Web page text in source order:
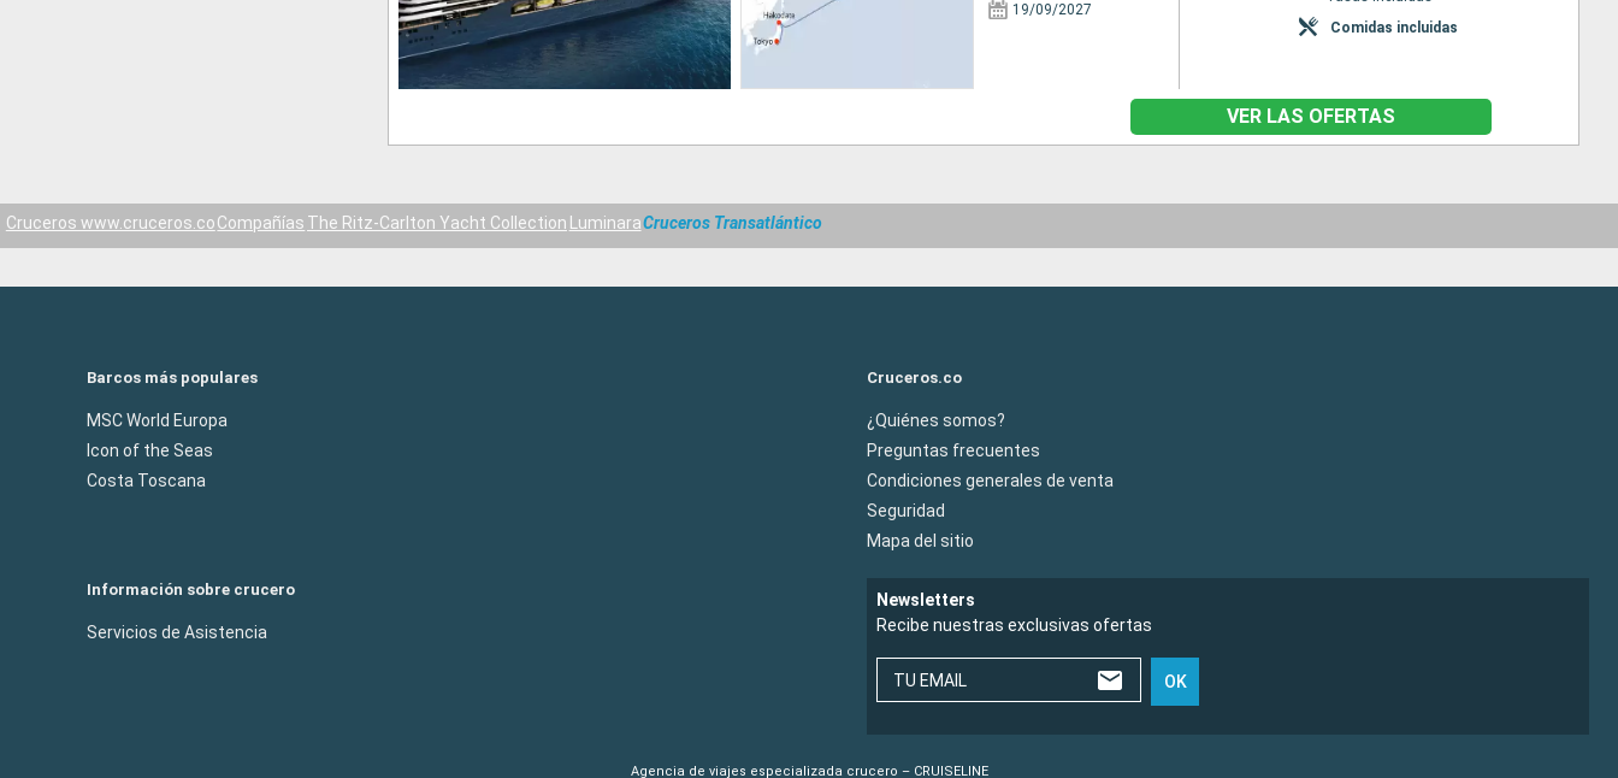
19/09/2027
Comidas incluidas
VER LAS OFERTAS
Cruceros www.cruceros.coCompañías The Ritz-Carlton Yacht Collection LuminaraCruceros Transatlántico
Barcos más populares
MSC World Europa
Icon of the Seas
Costa Toscana
Cruceros.co
¿Quiénes somos?
Preguntas frecuentes
Condiciones generales de venta
Seguridad
Mapa del sitio
Información sobre crucero
Servicios de Asistencia
Newsletters
Recibe nuestras exclusivas ofertas
TU EMAIL OK
Agencia de viajes especializada crucero – CRUISELINE